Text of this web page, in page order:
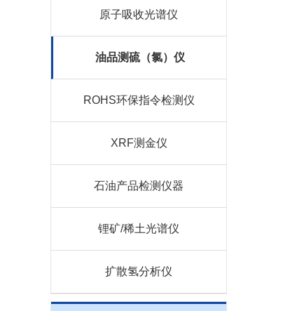
原子吸收光谱仪
油品测硫（氯）仪
ROHS环保指令检测仪
XRF测金仪
石油产品检测仪器
锂矿/稀土光谱仪
扩散氢分析仪